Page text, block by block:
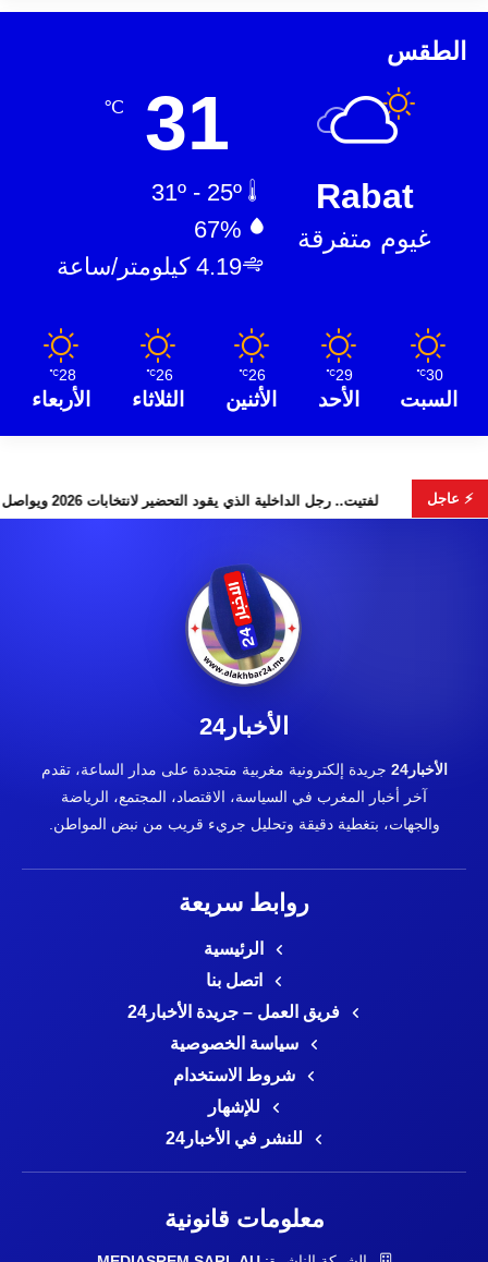
الطقس
Rabat
غيوم متفرقة
31
℃
67%
4.19 كيلومتر/ساعة
30
℃
السبت
29
℃
الأحد
26
℃
الأثنين
26
℃
الثلاثاء
28
℃
الأربعاء
⚡ عاجلتخطف الأضواء لفتيت.. رجل الداخلية الذي يقود التحضير لانتخابات 2026 ويواصل إصلاح
الأخبار24
الأخبار24
جريدة إلكترونية مغربية متجددة على مدار الساعة، تقدم
آخر أخبار المغرب في السياسة، الاقتصاد، المجتمع، الرياضة
والجهات، بتغطية دقيقة وتحليل جريء قريب من نبض المواطن.
روابط سريعة
الرئيسية
اتصل بنا
فريق العمل – جريدة الأخبار24
سياسة الخصوصية
شروط الاستخدام
للإشهار
للنشر في الأخبار24
معلومات قانونية